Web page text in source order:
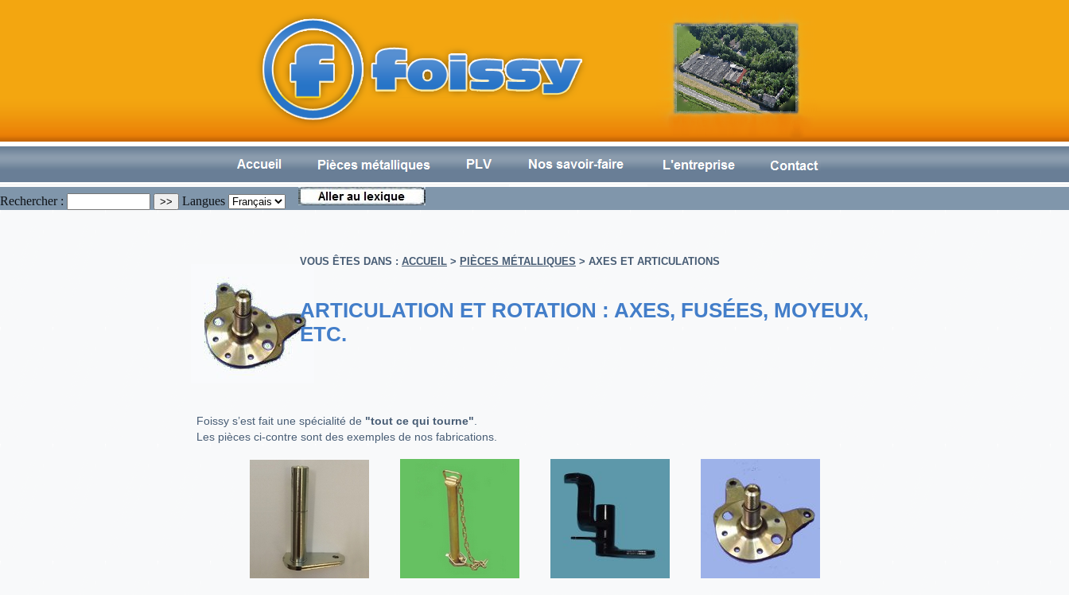
Rechercher : Langues
VOUS ÊTES DANS : ACCUEIL > PIÈCES MÉTALLIQUES > AXES ET ARTICULATIONS
ARTICULATION ET ROTATION : AXES, FUSÉES, MOYEUX,
ETC.
Foissy s’est fait une spécialité de "tout ce qui tourne".
Les pièces ci-contre sont des exemples de nos fabrications.